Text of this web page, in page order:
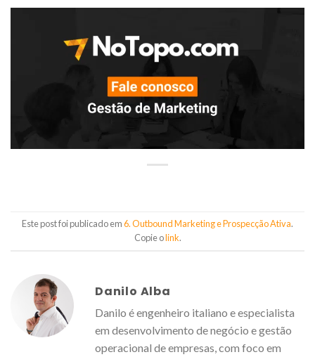
Este post foi publicado em6. Outbound Marketing e Prospecção Ativa.
Copie olink.
Danilo Alba
Danilo é engenheiro italiano e especialista
em desenvolvimento de negócio e gestão
operacional de empresas, com foco em